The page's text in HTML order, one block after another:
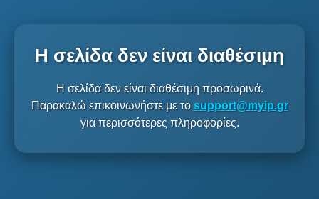
Η σελίδα δεν είναι διαθέσιμη
Η σελίδα δεν είναι διαθέσιμη προσωρινά.
Παρακαλώ επικοινωνήστε με το support@myip.gr
για περισσότερες πληροφορίες.